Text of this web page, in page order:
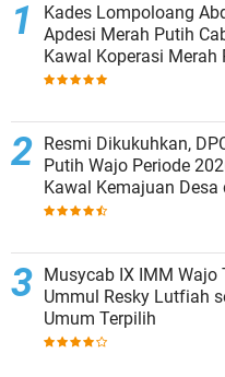
Kades Lompoloang
Apdesi Merah Putih
Kawal Koperasi Merah
Resmi Dikukuhkan,
Putih Wajo Periode
Kawal Kemajuan Desa
Merah Putih
Musycab IX IMM Wajo
Ummul Resky Lutfiah
Umum Terpilih